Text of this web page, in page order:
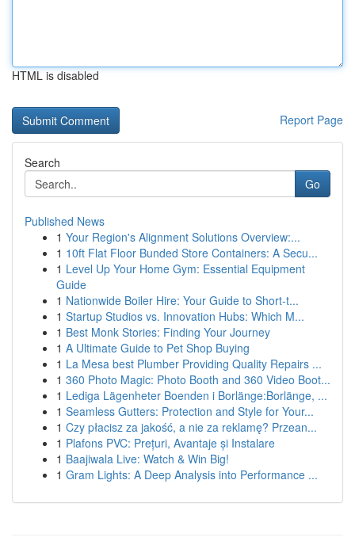
HTML is disabled
Report Page
Search
Go
Published News
1 Your Region's Alignment Solutions Overview:...
1 10ft Flat Floor Bunded Store Containers: A Secu...
1 Level Up Your Home Gym: Essential Equipment
Guide
1 Nationwide Boiler Hire: Your Guide to Short-t...
1 Startup Studios vs. Innovation Hubs: Which M...
1 Best Monk Stories: Finding Your Journey
1 A Ultimate Guide to Pet Shop Buying
1 La Mesa best Plumber Providing Quality Repairs ...
1 360 Photo Magic: Photo Booth and 360 Video Boot...
1 Lediga Lägenheter Boenden i Borlänge:Borlänge, ...
1 Seamless Gutters: Protection and Style for Your...
1 Czy płacisz za jakość, a nie za reklamę? Przean...
1 Plafons PVC: Prețuri, Avantaje și Instalare
1 Baajiwala Live: Watch & Win Big!
1 Gram Lights: A Deep Analysis into Performance ...